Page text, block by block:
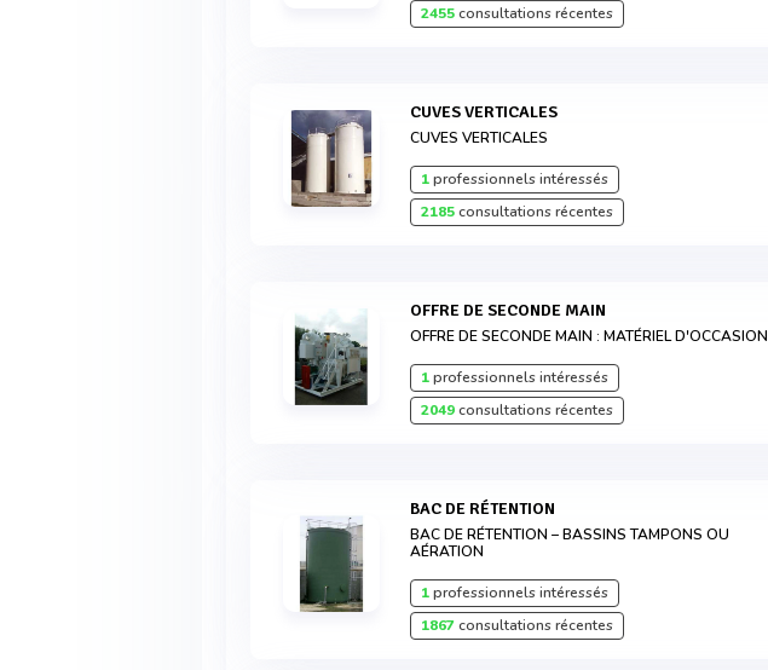
2455consultations récentes
CUVES VERTICALES
CUVES VERTICALES
1professionnels intéressés
2185consultations récentes
OFFRE DE SECONDE MAIN
OFFRE DE SECONDE MAIN : MATÉRIEL D'OCCASION
1professionnels intéressés
2049consultations récentes
BAC DE RÉTENTION
BAC DE RÉTENTION – BASSINS TAMPONS OU
AÉRATION
1professionnels intéressés
1867consultations récentes